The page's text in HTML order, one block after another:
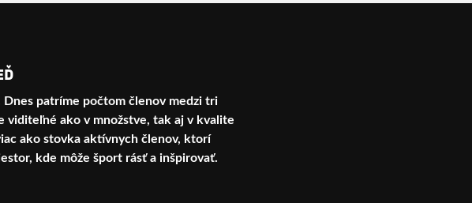
Dnes patríme počtom členov medzi tri
viditeľné ako v množstve, tak aj v kvalite
ako stovka aktívnych členov, ktorí
kde môže šport rásť a inšpirovať.